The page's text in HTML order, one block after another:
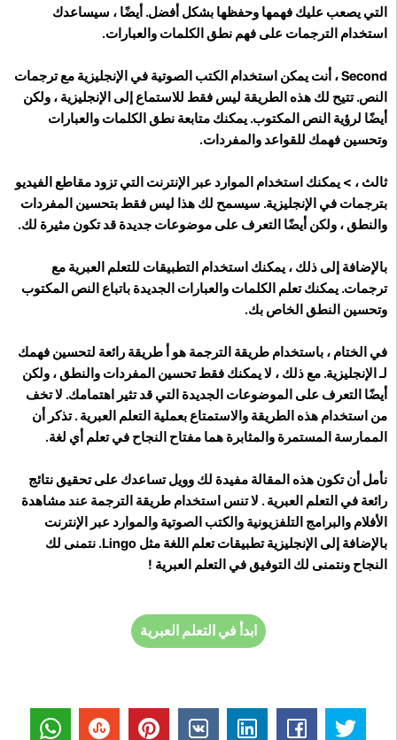
التي يصعب عليك فهمها وحفظها بشكل أفضل. أيضًا ، سيساعدك
استخدام الترجمات على فهم نطق الكلمات والعبارات.
Second، أنت يمكن استخدام الكتب الصوتية في الإنجليزية مع ترجمات
النص. تتيح لك هذه الطريقة ليس فقط للاستماع إلى الإنجليزية ، ولكن
أيضًا لرؤية النص المكتوب. يمكنك متابعة نطق الكلمات والعبارات
وتحسين فهمك للقواعد والمفردات.
ثالث ، > يمكنك استخدام الموارد عبر الإنترنت التي تزود مقاطع الفيديو
بترجمات في الإنجليزية. سيسمح لك هذا ليس فقط بتحسين المفردات
والنطق ، ولكن أيضًا التعرف على موضوعات جديدة قد تكون مثيرة لك.
بالإضافة إلى ذلك ، يمكنك استخدام التطبيقات للتعلم العبرية مع
ترجمات. يمكنك تعلم الكلمات والعبارات الجديدة باتباع النص المكتوب
وتحسين النطق الخاص بك.
في الختام ، باستخدام طريقة الترجمة هو أ طريقة رائعة لتحسين فهمك
لـ الإنجليزية. مع ذلك ، لا يمكنك فقط تحسين المفردات والنطق ، ولكن
أيضًا التعرف على الموضوعات الجديدة التي قد تثير اهتمامك. لا تخف
من استخدام هذه الطريقة والاستمتاع بعملية التعلم العبرية . تذكر أن
الممارسة المستمرة والمثابرة هما مفتاح النجاح في تعلم أي لغة.
نأمل أن تكون هذه المقالة مفيدة لك وويل تساعدك على تحقيق نتائج
رائعة في التعلم العبرية . لا تنس استخدام طريقة الترجمة عند مشاهدة
الأفلام والبرامج التلفزيونية والكتب الصوتية والموارد عبر الإنترنت
بالإضافة إلى الإنجليزية تطبيقات تعلم اللغة مثل Lingo. نتمنى لك
النجاح ونتمنى لك التوفيق في التعلم العبرية !
ابدأ في التعلم العبرية